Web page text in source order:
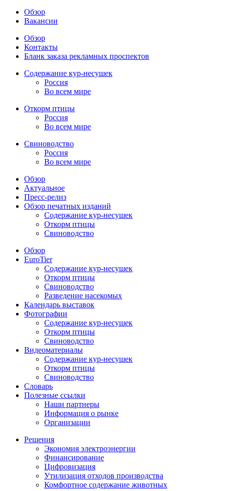
Обзор
Вакансии
Обзор
Контакты
Бланк заказа рекламных проспектов
Содержание кур-несушек
Россия
Во всем мире
Откорм птицы
Россия
Во всем мире
Свиноводство
Россия
Во всем мире
Обзор
Актуальное
Пресс-релиз
Обзор печатных изданий
Содержание кур-несушек
Откорм птицы
Свиноводство
Обзор
EuroTier
Содержание кур-несушек
Откорм птицы
Свиноводство
Разведение насекомых
Календарь выставок
Фотографии
Содержание кур-несушек
Откорм птицы
Свиноводство
Видеоматериалы
Содержание кур-несушек
Откорм птицы
Свиноводство
Словарь
Полезные ссылки
Наши партнеры
Информация о рынке
Организации
Решения
Экономия электроэнергии
Финансирование
Цифровизация
Утилизация отходов производства
Комфортное содержание животных